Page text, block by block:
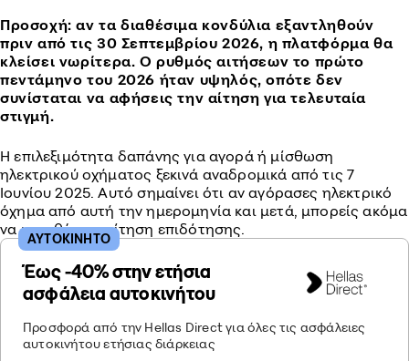
Προσοχή: αν τα διαθέσιμα κονδύλια εξαντληθούν
πριν από τις 30 Σεπτεμβρίου 2026, η πλατφόρμα θα
κλείσει νωρίτερα. Ο ρυθμός αιτήσεων το πρώτο
πεντάμηνο του 2026 ήταν υψηλός, οπότε δεν
συνίσταται να αφήσεις την αίτηση για τελευταία
στιγμή.
Η επιλεξιμότητα δαπάνης για αγορά ή μίσθωση
ηλεκτρικού οχήματος ξεκινά αναδρομικά από τις 7
Ιουνίου 2025. Αυτό σημαίνει ότι αν αγόρασες ηλεκτρικό
όχημα από αυτή την ημερομηνία και μετά, μπορείς ακόμα
να καταθέσεις αίτηση επιδότησης.
Έως -40% στην ετήσια
ασφάλεια αυτοκινήτου
Προσφορά από την Hellas Direct για όλες τις ασφάλειες
αυτοκινήτου ετήσιας διάρκειας
ΑΥΤΟΚΙΝΗΤΟ